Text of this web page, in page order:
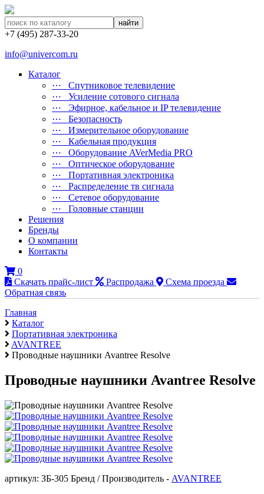
найти
+7 (495) 287-33-20
info@univercom.ru
Каталог
⋯ Cпутниковое телевидение
⋯ Усиление сотового сигнала
⋯ Эфирное, кабельное и IP телевидение
⋯ Безопасность
⋯ Измерительное оборудование
⋯ Кабельная продукция
⋯ Оборудование AVerMedia PRO
⋯ Оптическое оборудование
⋯ Портативная электроника
⋯ Распределение тв сигнала
⋯ Сетевое оборудование
⋯ Головные станции
Решения
Бренды
О компании
Контакты
0
Скачать прайс-лист
Распродажа
Схема проезда
Обратная связь
Главная
Каталог
Портативная электроника
AVANTREE
Проводные наушники Avantree Resolve
Проводные наушники Avantree Resolve
артикул: ЗБ-305 Бренд / Производитель - AVANTREE